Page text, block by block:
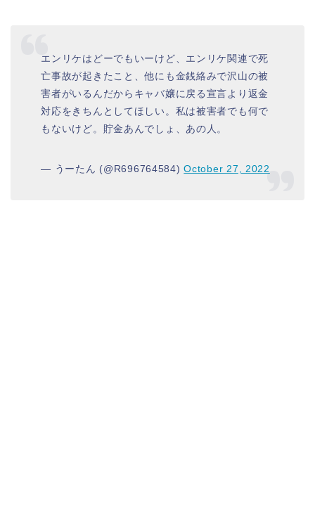
エンリケはどーでもいーけど、エンリケ関連で死
亡事故が起きたこと、他にも金銭絡みで沢山の被
害者がいるんだからキャバ嬢に戻る宣言より返金
対応をきちんとしてほしい。私は被害者でも何で
もないけど。貯金あんでしょ、あの人。
— うーたん (@R696764584)October 27, 2022